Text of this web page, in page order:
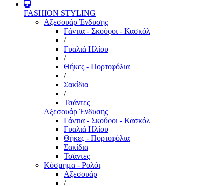
FASHION STYLING
Αξεσουάρ Ένδυσης
Γάντια - Σκούφοι - Κασκόλ
/
Γυαλιά Ηλίου
/
Θήκες - Πορτοφόλια
/
Σακίδια
/
Τσάντες
Αξεσουάρ Ένδυσης
Γάντια - Σκούφοι - Κασκόλ
Γυαλιά Ηλίου
Θήκες - Πορτοφόλια
Σακίδια
Τσάντες
Κόσμημα - Ρολόι
Αξεσουάρ
/